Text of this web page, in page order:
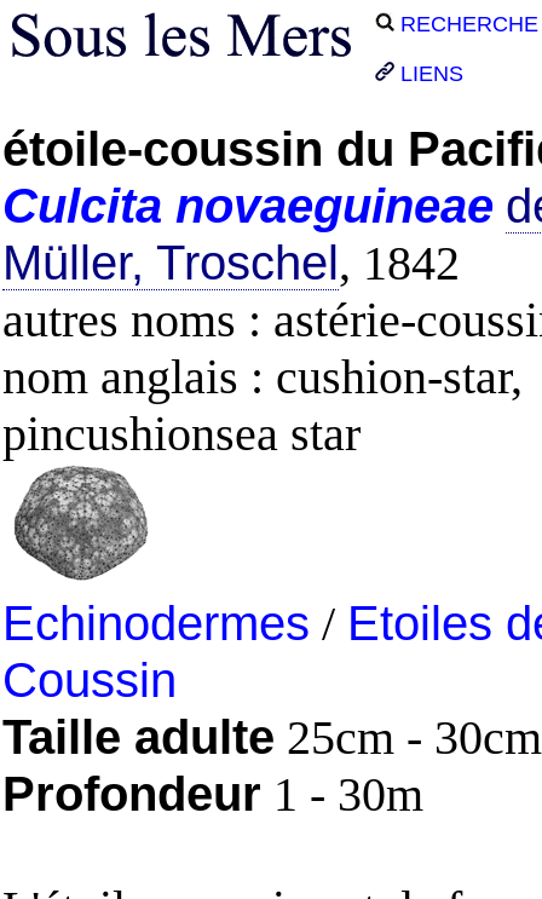
RECHERCHE
LIENS
étoile-coussin du
Culcita novaeguineae
Müller, Troschel, 1842
autres noms : astérie-
nom anglais : cushion-star,
pincushionsea star
Echinodermes / Etoiles
Coussin
Taille adulte 25cm - 30cm
Profondeur 1 - 30m